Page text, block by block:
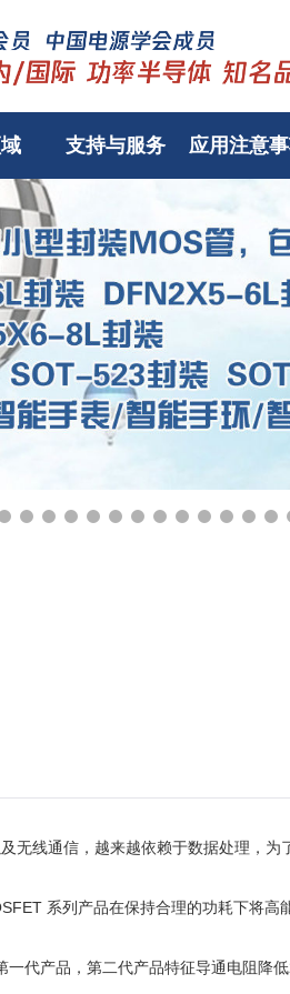
支持与服务 应用注意
通信，越来越依赖于数据处理，为
系列产品在保持合理的功耗下将高
产品，第二代产品特征导通电阻降